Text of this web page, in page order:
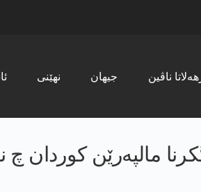
نھێنی جیھان ناڤین
مالپەرێن